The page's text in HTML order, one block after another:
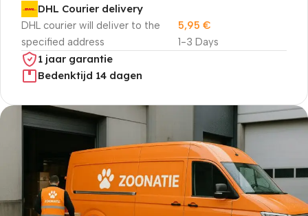
DHL Courier delivery
DHL courier will deliver to the
specified address
1-3 Days
5,95 €
1 jaar garantie
Bedenktijd 14 dagen